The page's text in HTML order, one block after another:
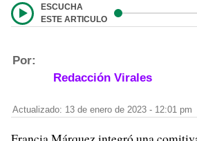
ESCUCHA
ESTE ARTICULO
Por:
Redacción Virales
Actualizado: 13 de enero de 2023 - 12:01 pm